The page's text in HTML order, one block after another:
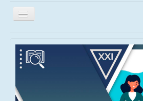
Включить/
выключить